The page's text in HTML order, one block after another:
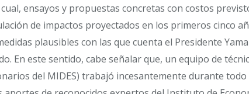
ensayos y propuestas concretas con costos
de impactos proyectados en los primeros cinco
plausibles con las que cuenta el Presidente
En este sentido, cabe señalar que, un equipo de
del MIDES) trabajó incesantemente durante todo